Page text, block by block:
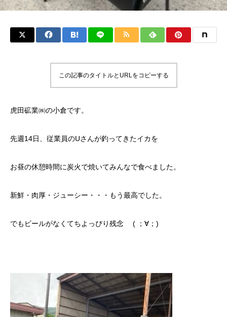
この記事のタイトルとURLをコピーする
虎田砿業㈱の小倉です。
先週14日、従業員のUさんが釣ってきたイカを
お昼の休憩時間に炭火で焼いてみんなで食べました。
新鮮・肉厚・ジューシー・・・もう最高でした。
でもビールがなくてちよっぴり残念 ( ；∀；)